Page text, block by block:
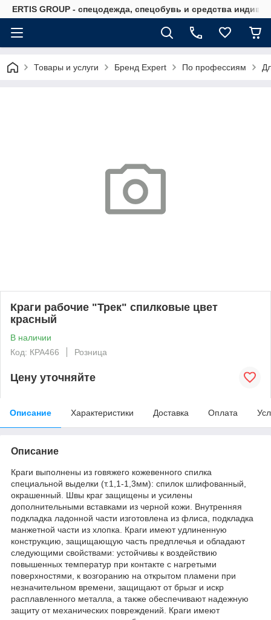
ERTIS GROUP - спецодежда, спецобувь и средства
Товары и услуги Бренд Expert По профессиям
Краги рабочие "Трек" спилковые цвет
красный
В наличии
Код: КРА466
Розница
Цену уточняйте
Описание Характеристики Доставка Оплата
Описание
Краги выполнены из говяжего кожевенного спилка
специальной выделки (т.1,1-1,3мм): спилок шлифованный,
окрашенный. Швы краг защищены и усилены
дополнительными вставками из черной кожи. Внутренняя
подкладка ладонной части изготовлена из флиса, подкладка
манжетной части из хлопка. Краги имеют удлиненную
конструкцию, защищающую часть предплечья и обладают
следующими свойствами: устойчивы к воздействию
повышенных температур при контакте с нагретыми
поверхностями, к возгоранию на открытом пламени при
незначительном времени, защищают от брызг и искр
расплавленного металла, а также обеспечивают надежную
защиту от механических повреждений. Краги имеют